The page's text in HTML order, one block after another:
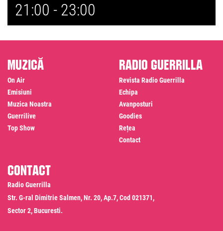
21:00 - 23:00
Muzică
On Air
Emisiuni
Muzica Noastra
Guerrilive
Top Show
Radio Guerrilla
Revista Radio Guerrilla
Echipa
Avanposturi
Goodies
Rețea
Contact
Contact
Radio Guerrilla
Str. G-ral Dimitrie Salmen, Nr. 20, Ap.7, Cod 021371,
Sector 2, Bucuresti.